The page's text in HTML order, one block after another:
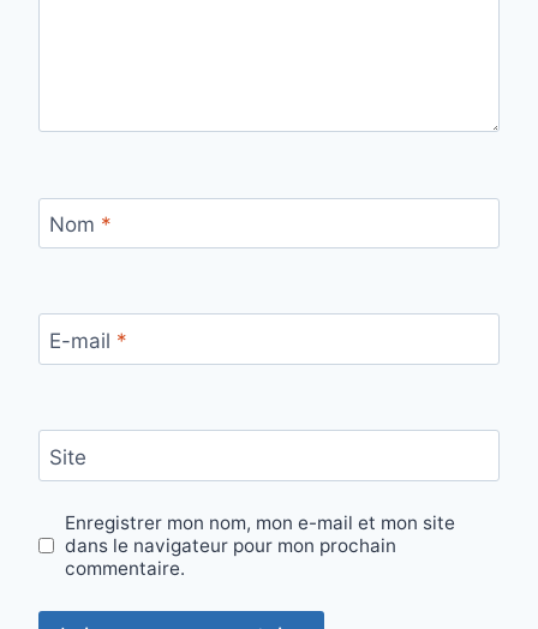
Nom *
E-mail *
Site
Enregistrer mon nom, mon e-mail et mon site
dans le navigateur pour mon prochain
commentaire.